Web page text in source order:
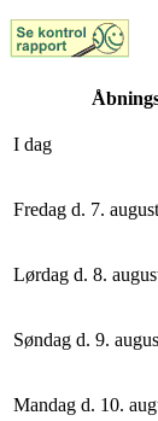
I dag
Fredag d. 7. august
Lørdag d. 8.
Søndag d. 9.
Mandag d. 10.